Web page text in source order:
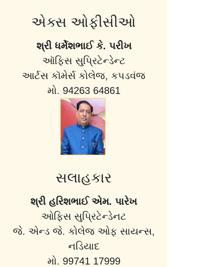
એક્સ ઓફીસીઓ
શ્રી ધર્મેશભાઈ કે. પરીખ
ઑફિસ સુપ્રિટેન્ડેન્ટ
આર્ટસ કૉમેર્સ કોલેજ, કપડવંજ
મો. 94263 64861
સલાહકાર
શ્રી હરિશભાઈ એમ. પારેખ
ઓફિસ સુપ્રિટેન્ડેનટ
જે. એન્ડ જે. કોલેજ ઓફ સાયન્સ,
નડિયાદ
મો. 99741 17999